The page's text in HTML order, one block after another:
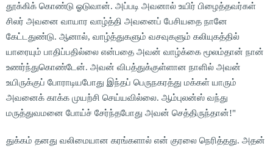
தூக்கிக் கொண்டு ஓடுவான். அப்படி அவனால் உயிர் பிழைத்தவர்கள்
சிலர் அவனை வாயார வாழ்த்தி அவனைப் பேசியதை நானே
கேட்டதுண்டு. ஆனால், வாழ்த்துகளும் வசவுகளும் கலியுகத்தில்
யாரையும் பாதிப்பதில்லை என்பதை அவன் வாழ்க்கை மூலம்தான் நான்
உணர்ந்துகொண்டேன். அவன் விபத்துக்குள்ளான நாளில் அவன்
உயிருக்குப் போராடியபோது இந்தப் பெருநகரத்து மக்கள் யாரும்
அவனைக் காக்க முயற்சி செய்யவில்லை. ஆம்புலன்ஸ் வந்து
மருத்துவமனை போய்ச் சேர்ந்தபோது அவன் செத்திருந்தான்!"
துக்கம் தனது வலிமையான கரங்களால் என் குரலை நெரித்தது. அதன்